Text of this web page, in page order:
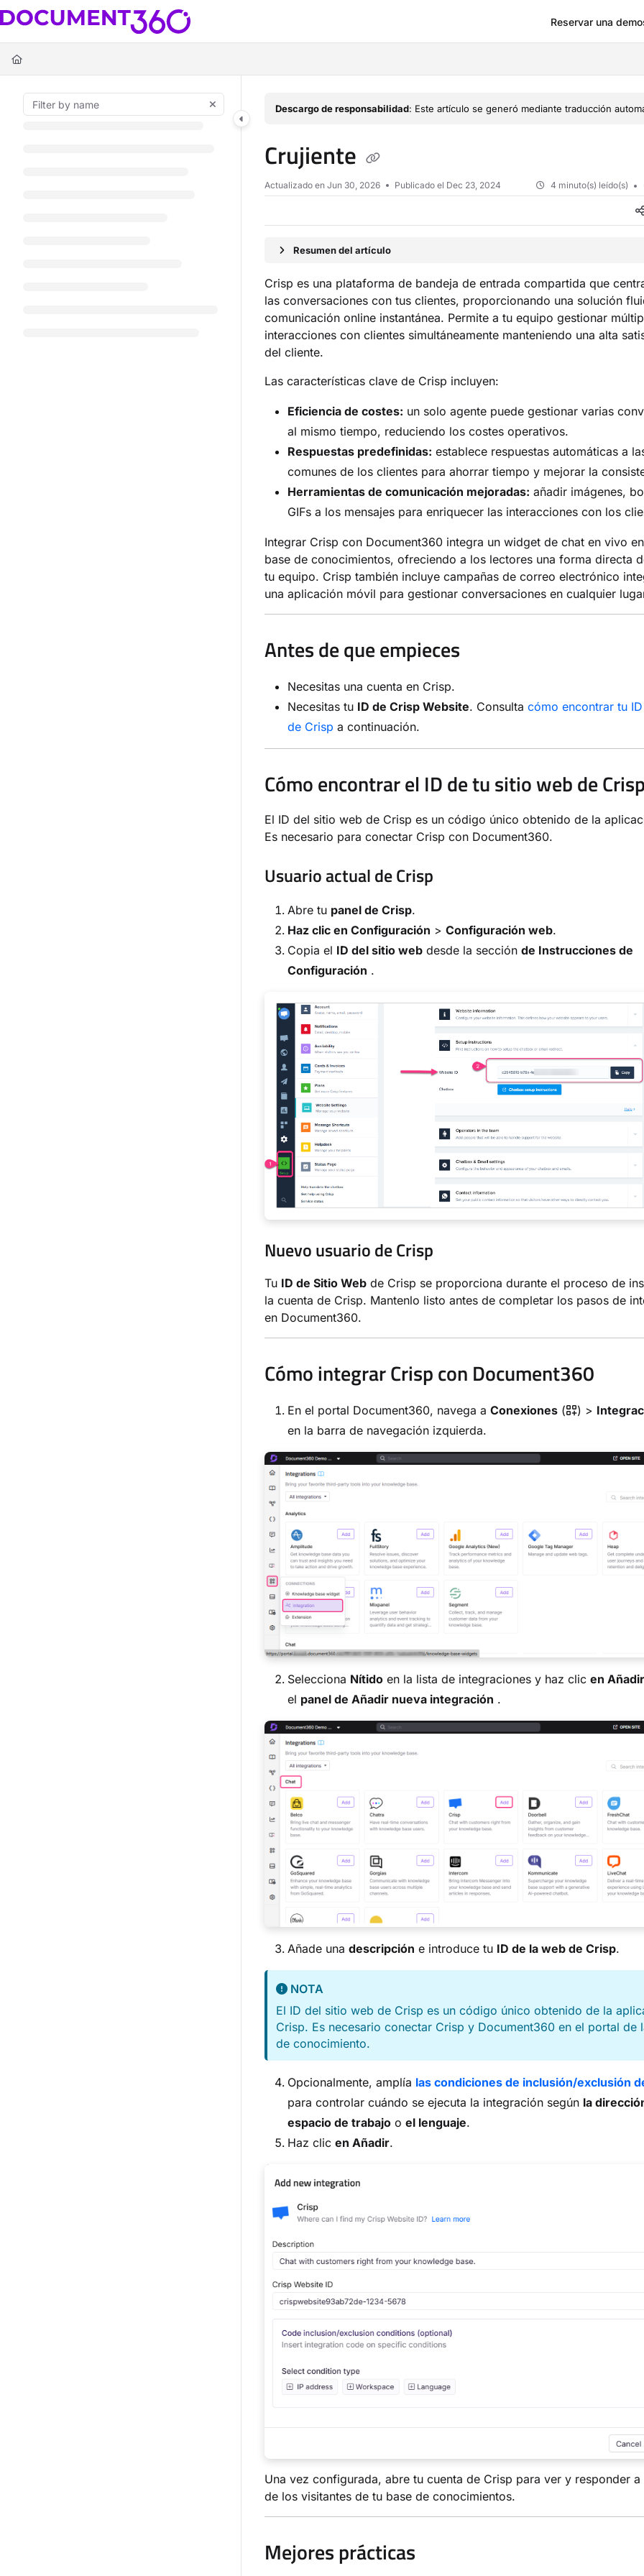
Documentation Index
Fetch the complete documentation index at:
Use this file to discover all available pages before exploring further.
Reservar una
Descargo de responsabilidad: Este artículo se generó mediante traducción
Crujiente
Actualizado en Jun 30, 2026 Publicado el Dec 23, 2024 4 minuto(s) leído(s)
Resumen del artículo
Crisp es una plataforma de bandeja de entrada compartida que
las conversaciones con tus clientes, proporcionando una solución
comunicación online instantánea. Permite a tu equipo gestionar
interacciones con clientes simultáneamente manteniendo una alta
del cliente.
Las características clave de Crisp incluyen:
Eficiencia de costes: un solo agente puede gestionar varias
al mismo tiempo, reduciendo los costes operativos.
Respuestas predefinidas: establece respuestas automáticas a
comunes de los clientes para ahorrar tiempo y mejorar la
Herramientas de comunicación mejoradas: añadir imágenes,
GIFs a los mensajes para enriquecer las interacciones con los
Integrar Crisp con Document360 integra un widget de chat en vivo
base de conocimientos, ofreciendo a los lectores una forma directa
tu equipo. Crisp también incluye campañas de correo electrónico
una aplicación móvil para gestionar conversaciones en cualquier
Antes de que empieces
Necesitas una cuenta en Crisp.
Necesitas tu ID de Crisp Website. Consulta cómo encontrar tu
de Crisp a continuación.
Cómo encontrar el ID de tu sitio web de Crisp
El ID del sitio web de Crisp es un código único obtenido de la
Es necesario para conectar Crisp con Document360.
Usuario actual de Crisp
Abre tu panel de Crisp.
Haz clic en Configuración > Configuración web.
Copia el ID del sitio web desde la sección de Instrucciones de
Configuración .
Nuevo usuario de Crisp
Tu ID de Sitio Web de Crisp se proporciona durante el proceso de
la cuenta de Crisp. Mantenlo listo antes de completar los pasos de
en Document360.
Cómo integrar Crisp con Document360
En el portal Document360, navega a Conexiones ( ) >
en la barra de navegación izquierda.
Selecciona Nítido en la lista de integraciones y haz clic en Añadir
el panel de Añadir nueva integración .
Añade una descripción e introduce tu ID de la web de Crisp.
NOTA
El ID del sitio web de Crisp es un código único obtenido de la
Crisp. Es necesario conectar Crisp y Document360 en el portal de
de conocimiento.
Opcionalmente, amplía las condiciones de inclusión/exclusión
para controlar cuándo se ejecuta la integración según la
espacio de trabajo o el lenguaje.
Haz clic en Añadir.
Una vez configurada, abre tu cuenta de Crisp para ver y responder a
de los visitantes de tu base de conocimientos.
Mejores prácticas